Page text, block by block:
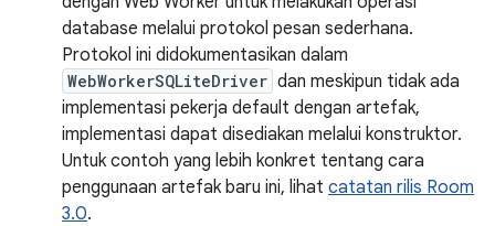
database melalui protokol pesan sederhana.
Protokol ini didokumentasikan dalam
WebWorkerSQLiteDriver dan meskipun tidak ada
implementasi pekerja default dengan artefak,
implementasi dapat disediakan melalui konstruktor.
Untuk contoh yang lebih konkret tentang cara
penggunaan artefak baru ini, lihat catatan rilis Room
3.0.